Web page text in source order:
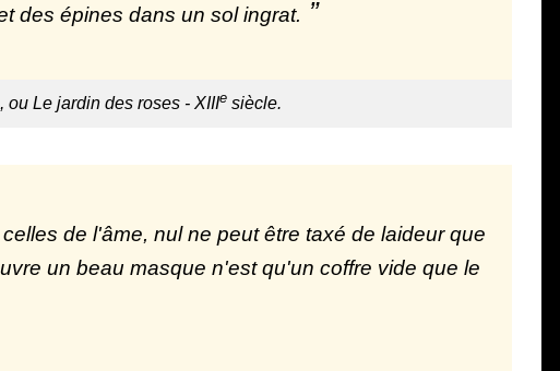
des épines dans un sol ingrat.
ou Le jardin des roses - XIIIe siècle.
de l'âme, nul ne peut être taxé de laideur que
un beau masque n'est qu'un coffre vide que le